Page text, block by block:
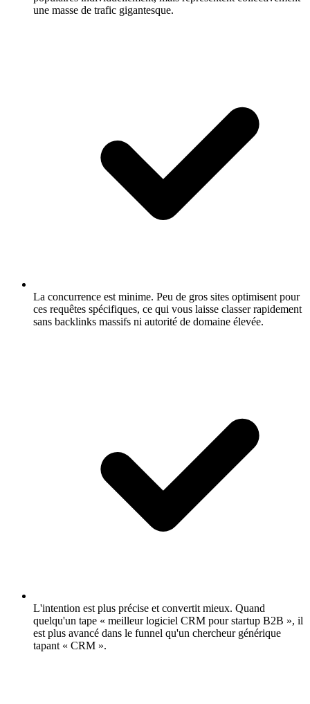
une masse de trafic gigantesque.
La concurrence est minime. Peu de gros sites optimisent pour
ces requêtes spécifiques, ce qui vous laisse classer rapidement
sans backlinks massifs ni autorité de domaine élevée.
L'intention est plus précise et convertit mieux. Quand
quelqu'un tape « meilleur logiciel CRM pour startup B2B », il
est plus avancé dans le funnel qu'un chercheur générique
tapant « CRM ».